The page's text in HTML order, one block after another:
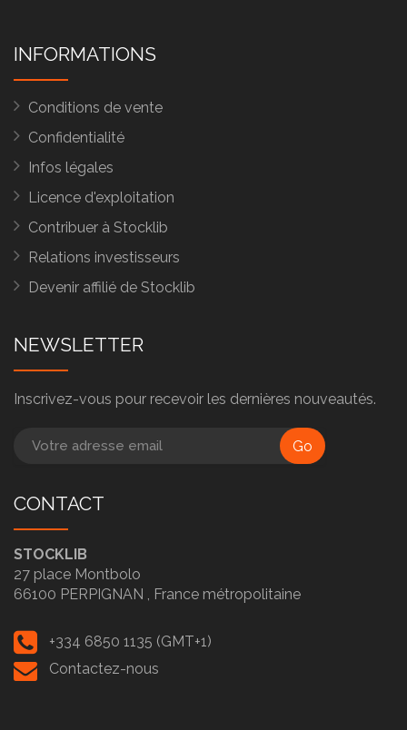
INFORMATIONS
Conditions de vente
Confidentialité
Infos légales
Licence d'exploitation
Contribuer à Stocklib
Relations investisseurs
Devenir affilié de Stocklib
NEWSLETTER
Inscrivez-vous pour recevoir les dernières nouveautés.
Go
CONTACT
STOCKLIB
27 place Montbolo
66100 PERPIGNAN , France métropolitaine
+334 6850 1135 (GMT+1)
Contactez-nous